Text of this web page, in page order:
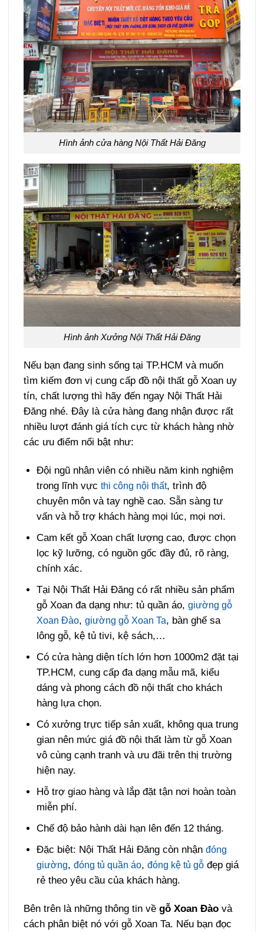
Hình ảnh cửa hàng Nội Thất Hải Đăng
Hình ảnh Xưởng Nội Thất Hải Đăng
Nếu bạn đang sinh sống tại TP.HCM và muốn
tìm kiếm đơn vị cung cấp đồ nội thất gỗ Xoan uy
tín, chất lượng thì hãy đến ngay Nội Thất Hải
Đăng nhé. Đây là cửa hàng đang nhận được rất
nhiều lượt đánh giá tích cực từ khách hàng nhờ
các ưu điểm nổi bật như:
Đội ngũ nhân viên có nhiều năm kinh nghiệm
trong lĩnh vựcthi công nội thất, trình độ
chuyên môn và tay nghề cao. Sẵn sàng tư
vấn và hỗ trợ khách hàng mọi lúc, mọi nơi.
Cam kết gỗ Xoan chất lượng cao, được chọn
lọc kỹ lưỡng, có nguồn gốc đầy đủ, rõ ràng,
chính xác.
Tại Nội Thất Hải Đăng có rất nhiều sản phẩm
gỗ Xoan đa dạng như: tủ quần áo,giường gỗ
Xoan Đào,giường gỗ Xoan Ta, bàn ghế sa
lông gỗ, kệ tủ tivi, kệ sách,…
Có cửa hàng diện tích lớn hơn 1000m2 đặt tại
TP.HCM, cung cấp đa dạng mẫu mã, kiểu
dáng và phong cách đồ nội thất cho khách
hàng lựa chọn.
Có xưởng trực tiếp sản xuất, không qua trung
gian nên mức giá đồ nội thất làm từ gỗ Xoan
vô cùng cạnh tranh và ưu đãi trên thị trường
hiện nay.
Hỗ trợ giao hàng và lắp đặt tận nơi hoàn toàn
miễn phí.
Chế độ bảo hành dài hạn lên đến 12 tháng.
Đặc biệt: Nội Thất Hải Đăng còn nhậnđóng
giường,đóng tủ quần áo,đóng kệ tủ gỗ đẹp giá
rẻ theo yêu cầu của khách hàng.
Bên trên là những thông tin vềgỗ Xoan Đào và
cách phân biệt nó với gỗ Xoan Ta. Nếu bạn đọc